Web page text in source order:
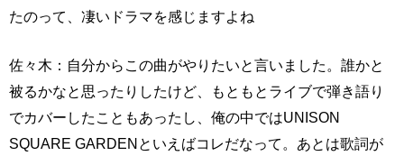
たのって、凄いドラマを感じますよね
佐々木：自分からこの曲がやりたいと言いました。誰かと
被るかなと思ったりしたけど、もともとライブで弾き語り
でカバーしたこともあったし、俺の中ではUNISON
SQUARE GARDENといえばコレだなって。あとは歌詞が